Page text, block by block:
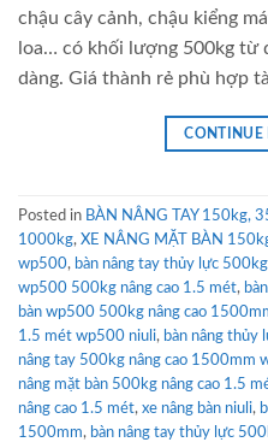
chậu cây cảnh, chậu kiểng
loa… có khối lượng 500kg từ
dàng. Giá thành rẻ phù hợp
Posted in BÀN NÂNG TAY 150kg,
1000kg, XE NÂNG MẶT BÀN
wp500, bàn nâng tay thủy lực
wp500 500kg nâng cao 1.5 mét,
bàn wp500 500kg nâng cao
1.5 mét wp500 niuli, bàn nâng thủy
nâng tay 500kg nâng cao 1500mm
nâng mặt bàn 500kg nâng cao 1.5
nâng cao 1.5 mét, xe nâng bàn niuli,
1500mm, bàn nâng tay thủy lực